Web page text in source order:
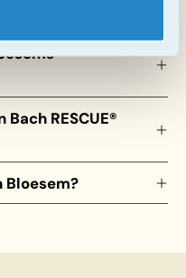
RESCUE®
Bloesem?